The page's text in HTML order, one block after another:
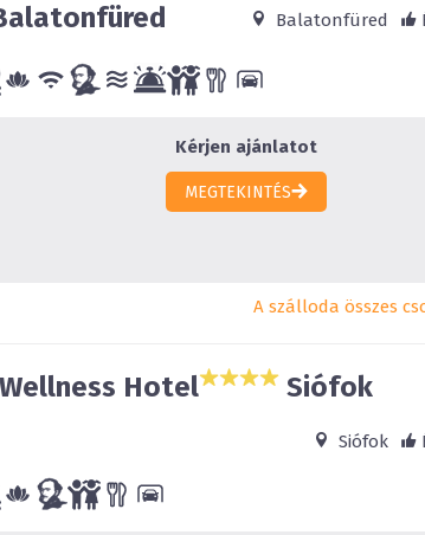
Balatonfüred
Kérjen ajánlatot
MEGTEKINTÉS
A szálloda összes
Hotel Siófok
Siófok